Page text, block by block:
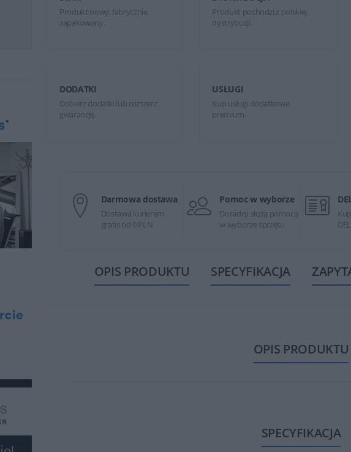
Produkt nowy, fabrycznie
zapakowany.
Produkt pochodzi z polskiej
dystrybucji.
DODATKI
Dobierz dodatki lub rozszerz
gwarancję.
USŁUGI
Kup usługi dodatkowe
premium.
Darmowa dostawa
Dostawa kurierem
gratis od 0 PLN
Pomoc w wyborze
Doradcy służą pomocą
w wyborze sprzętu
OPIS PRODUKTU SPECYFIKACJA
OPIS PRODUKTU
SPECYFIKACJA